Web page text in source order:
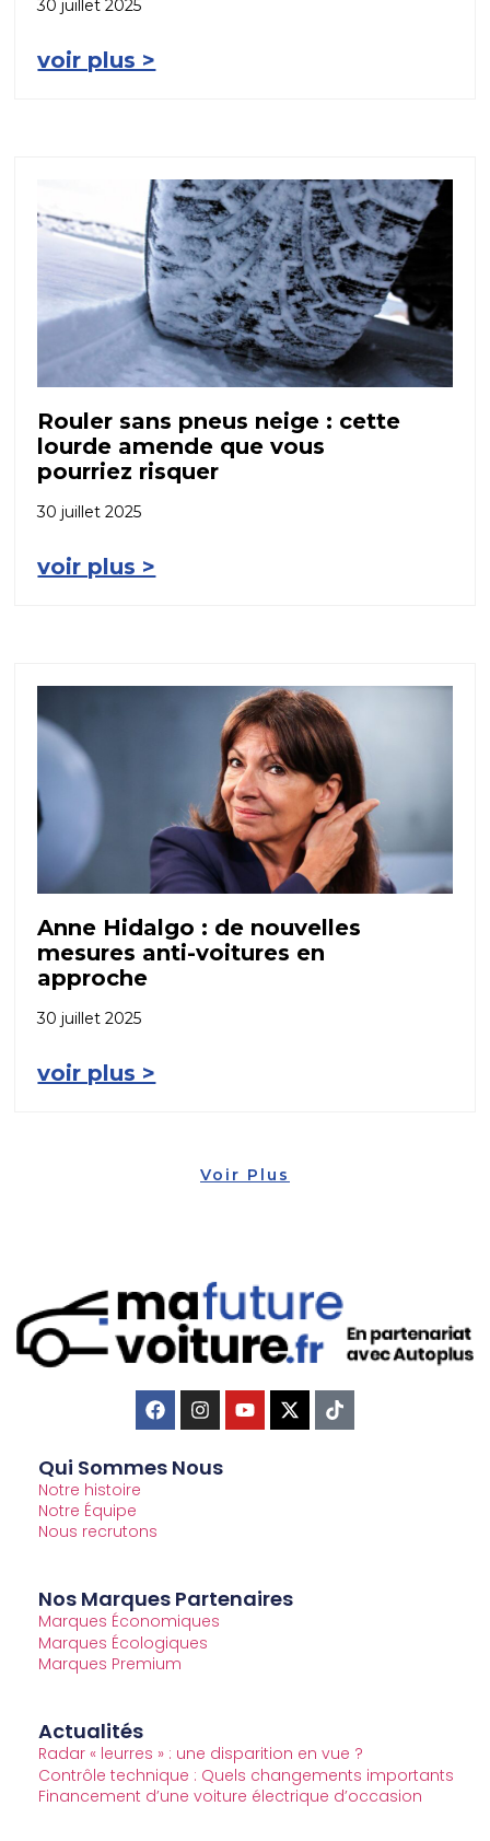
30 juillet 2025
voir plus >
Rouler sans pneus neige : cette
lourde amende que vous
pourriez risquer
30 juillet 2025
voir plus >
Anne Hidalgo : de nouvelles
mesures anti-voitures en
approche
30 juillet 2025
voir plus >
Voir Plus
Qui Sommes Nous
Notre histoire
Notre Équipe
Nous recrutons
Nos Marques Partenaires
Marques Économiques
Marques Écologiques
Marques Premium
Actualités
Radar « leurres » : une disparition en vue ?
Contrôle technique : Quels changements importants
Financement d’une voiture électrique d’occasion